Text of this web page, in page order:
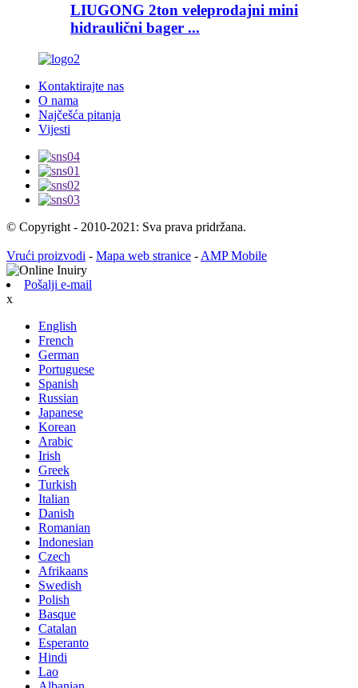
LIUGONG 2ton veleprodajni mini
hidraulični bager ...
Kontaktirajte nas
O nama
Najčešća pitanja
Vijesti
© Copyright - 2010-2021: Sva prava pridržana.
Vrući proizvodi - Mapa web stranice - AMP Mobile
Pošalji e-mail
x
English
French
German
Portuguese
Spanish
Russian
Japanese
Korean
Arabic
Irish
Greek
Turkish
Italian
Danish
Romanian
Indonesian
Czech
Afrikaans
Swedish
Polish
Basque
Catalan
Esperanto
Hindi
Lao